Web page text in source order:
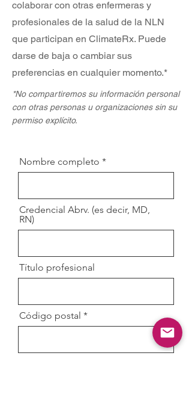
colaborar con otras enfermeras y
profesionales de la salud de la NLN
que participan en ClimateRx. Puede
darse de baja o cambiar sus
preferencias en cualquier momento.*
*No compartiremos su información personal
con otras personas u organizaciones sin su
permiso explícito.
Nombre completo
Credencial Abrv. (es decir, MD,
RN)
Título profesional
Código postal